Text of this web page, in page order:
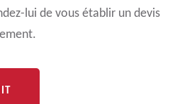
lui de vous établir un devis